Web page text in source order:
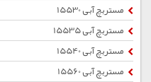
مستربچ آبی 15530
مستربچ آبی 15535
مستربچ آبی 15540
مستربچ آبی 15560